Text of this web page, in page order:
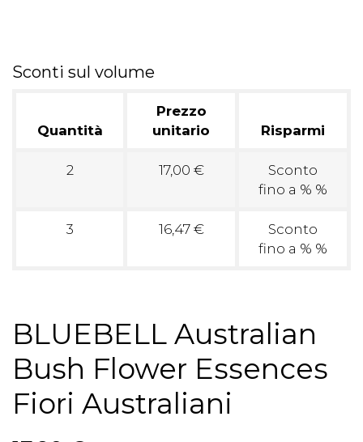
Sconti sul volume
Quantità
Prezzo
unitario
Risparmi
2 17,00 €
Sconto
fino a % %
3 16,47 €
Sconto
fino a % %
BLUEBELL Australian
Bush Flower Essences
Fiori Australiani